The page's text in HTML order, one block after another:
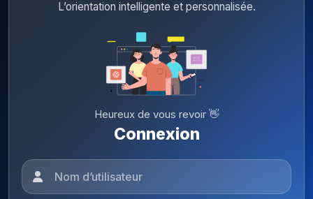
L’orientation intelligente et personnalisée.
Heureux de vous revoir 👋
Connexion